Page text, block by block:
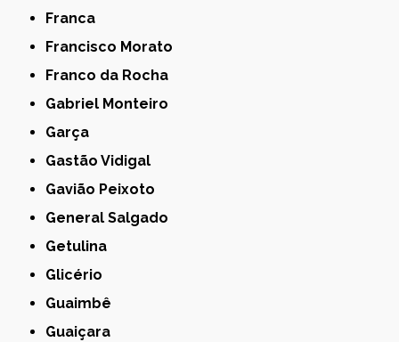
Franca
Francisco Morato
Franco da Rocha
Gabriel Monteiro
Garça
Gastão Vidigal
Gavião Peixoto
General Salgado
Getulina
Glicério
Guaimbê
Guaiçara